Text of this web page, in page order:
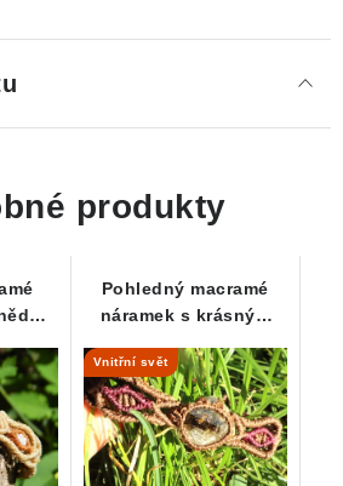
produkty
Pohledný macramé
náramek s krásným
záhnědy
Vnitřní svět